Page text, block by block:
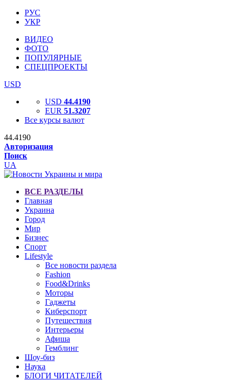
РУС
УКР
ВИДЕО
ФОТО
ПОПУЛЯРНЫЕ
СПЕЦПРОЕКТЫ
USD
USD 44.4190
EUR 51.3207
Все курсы валют
44.4190
Авторизация
Поиск
UA
ВСЕ РАЗДЕЛЫ
Главная
Украина
Город
Мир
Бизнес
Спорт
Lifestyle
Все новости раздела
Fashion
Food&Drinks
Моторы
Гаджеты
Киберспорт
Путешествия
Интерьеры
Афиша
Гемблинг
Шоу-биз
Наука
БЛОГИ ЧИТАТЕЛЕЙ